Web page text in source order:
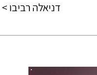
דניאלה רביבו >